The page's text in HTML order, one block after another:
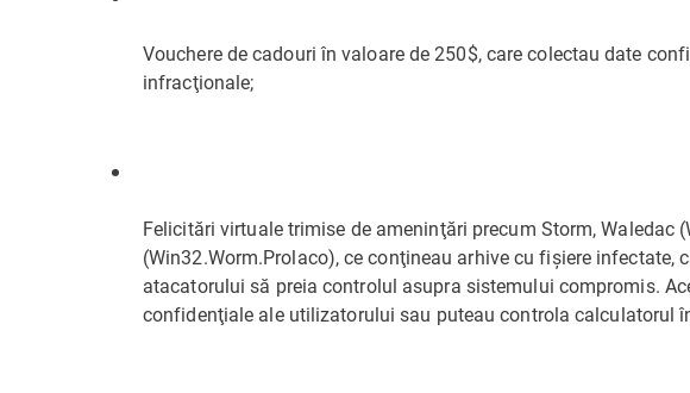
Vouchere de cadouri în valoare de 250$, care colectau date
infracţionale;
Felicitări virtuale trimise de ameninţări precum Storm, Waledac
(Win32.Worm.Prolaco), ce conţineau arhive cu fişiere infectate,
atacatorului să preia controlul asupra sistemului compromis.
confidenţiale ale utilizatorului sau puteau controla calculatorul